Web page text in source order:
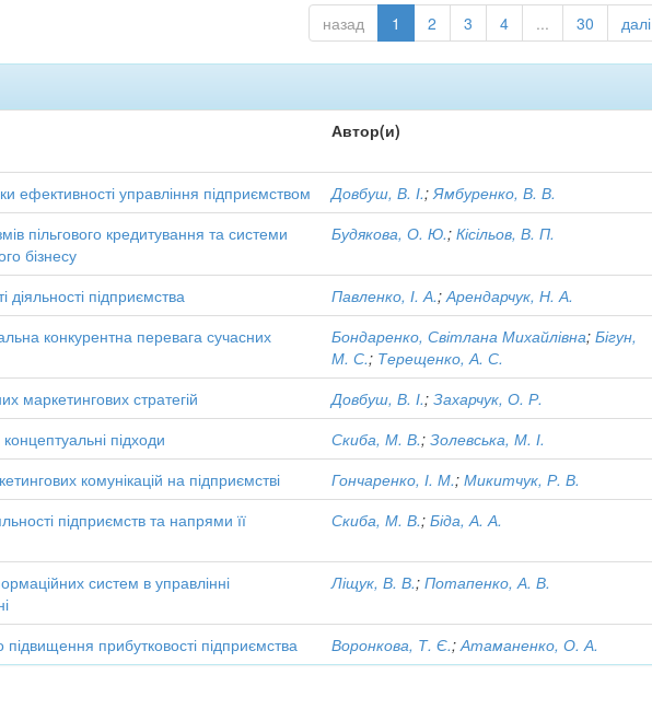
назад 1 2 3 4 ... 30 далі
Автор(и)
ефективності управління підприємством Довбуш, В. І.;Ямбуренко, В. В.
пільгового кредитування та системи
бізнесу
Будякова, О. Ю.;Кісільов, В. П.
діяльності підприємства Павленко, І. А.;Арендарчук, Н. А.
конкурентна перевага сучасних
Бондаренко, Світлана Михайлівна;Бігун,
М. С.; Терещенко, А. С.
маркетингових стратегій Довбуш, В. І.;Захарчук, О. Р.
підходи Скиба, М. В.;Золевська, М. І.
комунікацій на підприємстві Гончаренко, І. М.;Микитчук, Р. В.
підприємств та напрями її
Скиба, М. В.;Біда, А. А.
систем в управлінні
Ліщук, В. В.;Потапенко, А. В.
прибутковості підприємства Воронкова, Т. Є.;Атаманенко, О. А.